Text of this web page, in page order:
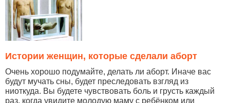
Истории женщин, которые сделали аборт
Очень хорошо подумайте, делать ли аборт. Иначе вас
будут мучать сны, будет преследовать взгляд из
ниоткуда. Вы будете чувствовать боль и грусть каждый
раз, когда увидите молодую маму с ребёнком или